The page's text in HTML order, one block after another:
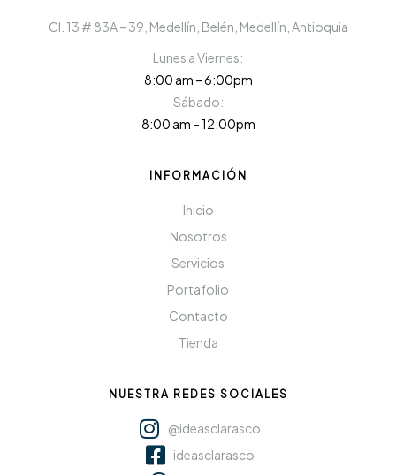
Cl. 13 # 83A – 39, Medellín, Belén, Medellín, Antioquia
Lunes a Viernes:
8:00 am – 6:00pm
Sábado:
8:00 am – 12:00pm
INFORMACIÓN
Inicio
Nosotros
Servicios
Portafolio
Contacto
Tienda
NUESTRA REDES SOCIALES
@ideasclarasco
ideasclarasco